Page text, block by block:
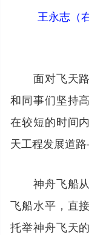
王永志（右
面对飞天路
和同事们坚持
在较短的时间
天工程发展道
神舟飞船从
飞船水平，直
托举神舟飞天